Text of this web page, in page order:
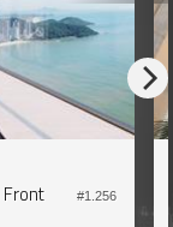
CAMBORIÚ -
no Edifício Boreal